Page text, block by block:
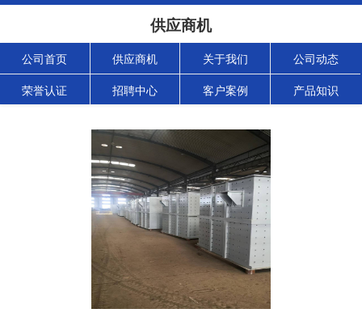
供应商机
公司首页 供应商机 关于我们 公司动态
荣誉认证 招聘中心 客户案例 产品知识